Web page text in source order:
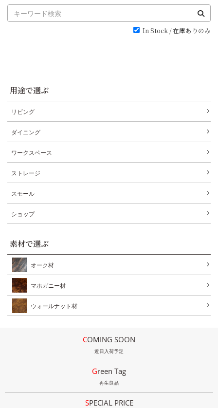
In Stock / 在庫ありのみ
用途で選ぶ
リビング
ダイニング
ワークスペース
ストレージ
スモール
ショップ
素材で選ぶ
オーク材
マホガニー材
ウォールナット材
COMING SOON
近日入荷予定
Green Tag
再生良品
SPECIAL PRICE